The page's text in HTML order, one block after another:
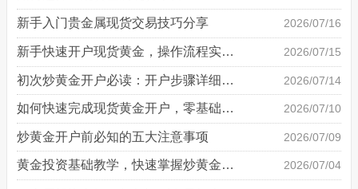
新手入门贵金属现货交易技巧分享 2026/07/16
新手快速开户现货黄金，操作流程实操详解 2026/07/15
初次炒黄金开户必读：开户步骤详细说明 2026/07/14
如何快速完成现货黄金开户，零基础也能轻松上手 2026/07/10
炒黄金开户前必知的五大注意事项 2026/07/09
黄金投资基础教学，快速掌握炒黄金技巧 2026/07/04